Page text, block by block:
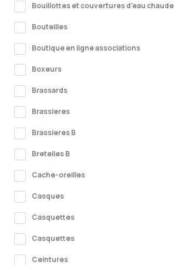
Bouillottes et couvertures d'eau chaude
Bouteilles
Boutique en ligne associations
Boxeurs
Brassards
Brassieres
Brassieres B
Bretelles B
Cache-oreilles
Casques
Casquettes
Casquettes
Ceintures